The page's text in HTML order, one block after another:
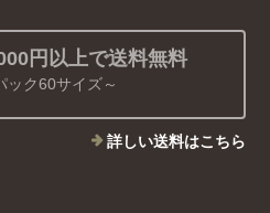
円以上で送料無料
ック60サイズ～
詳しい送料はこちら